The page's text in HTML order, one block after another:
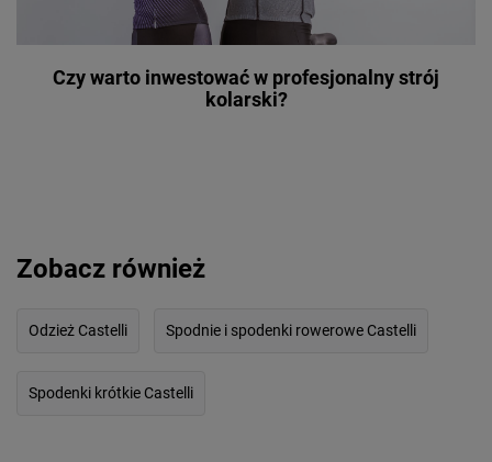
Czy warto inwestować w profesjonalny strój
kolarski?
Zobacz również
Odzież Castelli Spodnie i spodenki rowerowe Castelli
Spodenki krótkie Castelli